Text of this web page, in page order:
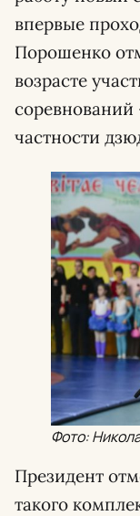
впервые
Порошенко
возрасте
соревнований
частности
Фото:
Президент
такого